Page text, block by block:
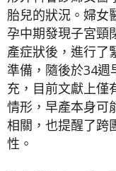
胎兒的狀況。婦女
孕中期發現子宮頸
產症狀後，進行了
準備，隨後於34
充，目前文獻上僅
情形，早產本身可
相關，也提醒了跨
性。